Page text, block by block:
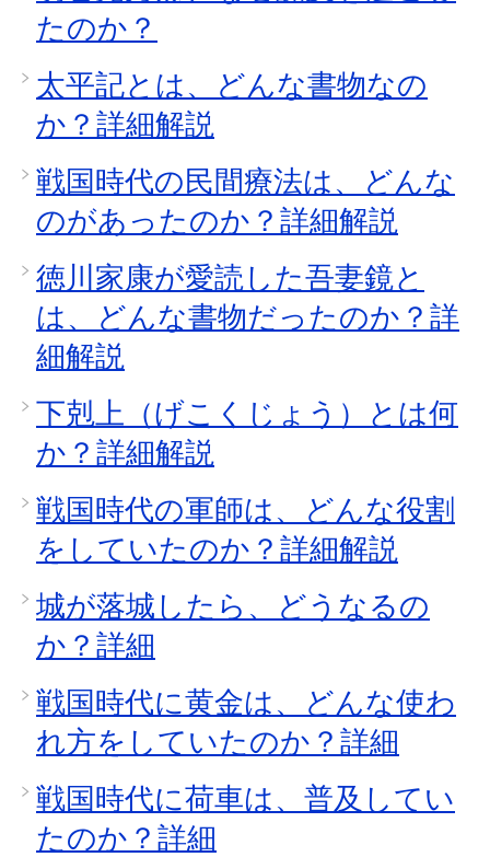
たのか？
太平記とは、どんな書物なの
か？詳細解説
戦国時代の民間療法は、どんな
のがあったのか？詳細解説
徳川家康が愛読した吾妻鏡と
は、どんな書物だったのか？詳
細解説
下剋上（げこくじょう）とは何
か？詳細解説
戦国時代の軍師は、どんな役割
をしていたのか？詳細解説
城が落城したら、どうなるの
か？詳細
戦国時代に黄金は、どんな使わ
れ方をしていたのか？詳細
戦国時代に荷車は、普及してい
たのか？詳細